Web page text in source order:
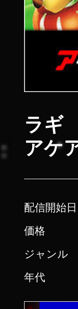
ラギ
アケ
配信開始日
価格
ジャンル
年代